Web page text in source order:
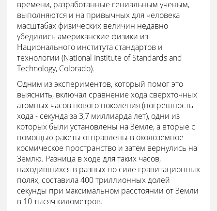
времени, разработанные гениальным ученым,
выполняются и на привычных для человека
масштабах физических величин недавно
убедились американские физики из
Национального института стандартов и
технологии (National Institute of Standards and
Technology, Colorado).
Одним из экспериментов, который помог это
выяснить, включал сравнение хода сверхточных
атомных часов нового поколения (погрешность
хода - секунда за 3,7 миллиарда лет), одни из
которых были установлены на Земле, а вторые с
помощью ракеты отправлены в околоземное
космическое пространство и затем вернулись на
Землю. Разница в ходе для таких часов,
находившихся в разных по силе гравитационных
полях, составила 400 триллионных долей
секунды при максимальном расстоянии от Земли
в 10 тысяч километров.